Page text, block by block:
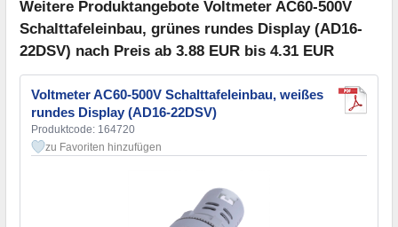
Weitere Produktangebote Voltmeter AC60-500V
Schalttafeleinbau, grünes rundes Display (AD16-
22DSV) nach Preis ab 3.88 EUR bis 4.31 EUR
Voltmeter AC60-500V Schalttafeleinbau, weißes
rundes Display (AD16-22DSV)
Produktcode: 164720
zu Favoriten hinzufügen